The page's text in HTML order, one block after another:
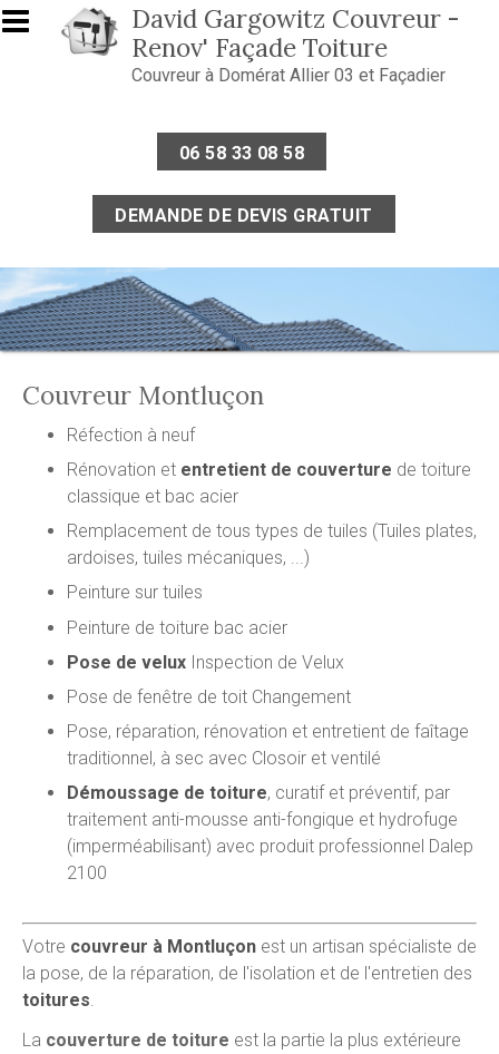
Aller au contenu principalDavid Gargowitz Couvreur -
Renov' Façade Toiture
Couvreur à Domérat Allier 03 et Façadier
06 58 33 08 58
DEMANDE DE DEVIS GRATUIT
Couvreur Montluçon
Réfection à neuf
Rénovation et entretient de couverture de toiture
classique et bac acier
Remplacement de tous types de tuiles (Tuiles plates,
ardoises, tuiles mécaniques, ...)
Peinture sur tuiles
Peinture de toiture bac acier
Pose de velux Inspection de Velux
Pose de fenêtre de toit Changement
Pose, réparation, rénovation et entretient de faîtage
traditionnel, à sec avec Closoir et ventilé
Démoussage de toiture, curatif et préventif, par
traitement anti-mousse anti-fongique et hydrofuge
(imperméabilisant) avec produit professionnel Dalep
2100
Votre couvreur à Montluçon est un artisan spécialiste de
la pose, de la réparation, de l'isolation et de l'entretien des
toitures.
La couverture de toiture est la partie la plus extérieure